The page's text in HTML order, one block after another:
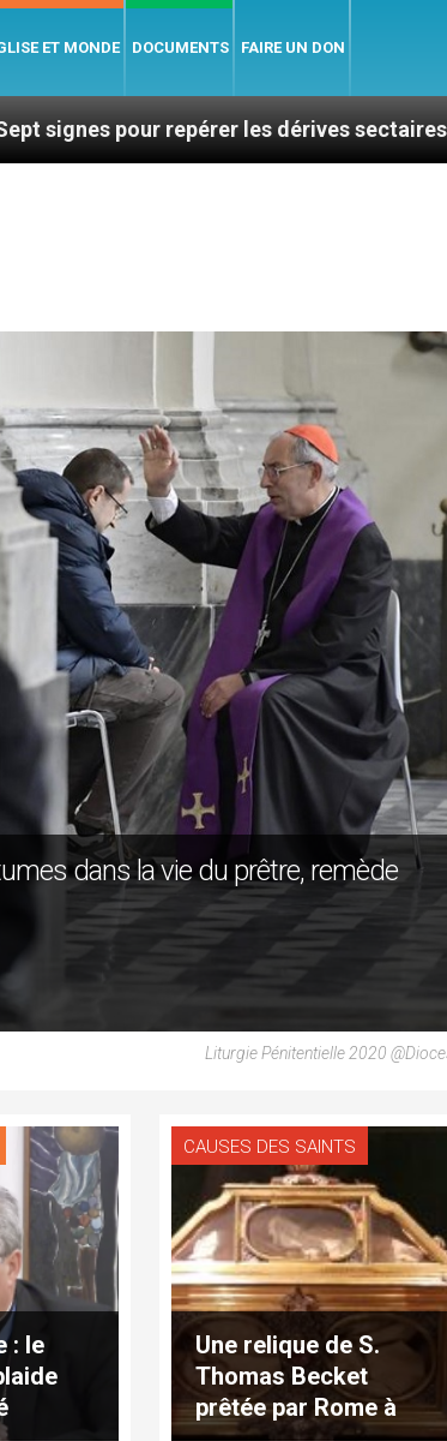
ET MONDE DOCUMENTS FAIRE UN DON
les dérives sectaires du coaching
dans la vie du prêtre, remède
Liturgie Pénitentielle 2020
: le
CAUSES DES SAINTS
Une relique de S.
Thomas Becket
prêtée par Rome à